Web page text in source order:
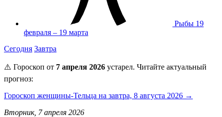
Рыбы 19
февраля – 19 марта
Сегодня Завтра
⚠️ Гороскоп от 7 апреля 2026 устарел. Читайте актуальный
прогноз:
Гороскоп женщины-Тельца на завтра, 8 августа 2026 →
Вторник, 7 апреля 2026